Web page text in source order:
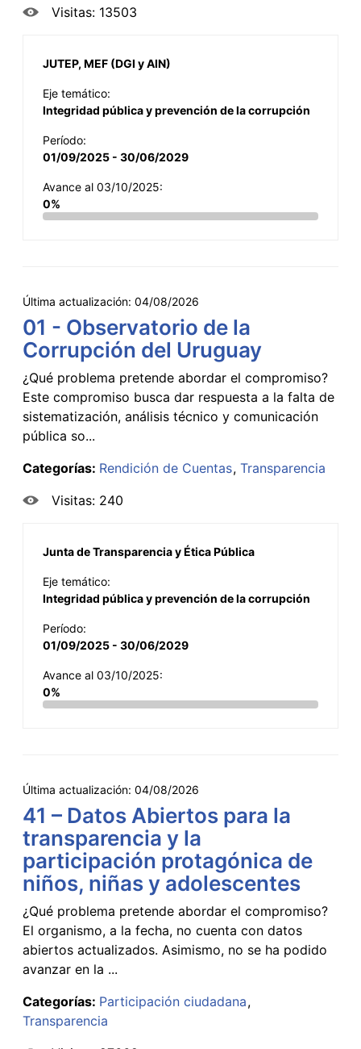
Visitas: 13503
JUTEP, MEF (DGI y AIN)
Eje temático:
Integridad pública y prevención de la corrupción
Período:
01/09/2025 - 30/06/2029
Avance al 03/10/2025:
0%
Última actualización: 04/08/2026
01 - Observatorio de la
Corrupción del Uruguay
¿Qué problema pretende abordar el compromiso?
Este compromiso busca dar respuesta a la falta de
sistematización, análisis técnico y comunicación
pública so...
Categorías: Rendición de Cuentas Transparencia
Visitas: 240
Junta de Transparencia y Ética Pública
Eje temático:
Integridad pública y prevención de la corrupción
Período:
01/09/2025 - 30/06/2029
Avance al 03/10/2025:
0%
Última actualización: 04/08/2026
41 – Datos Abiertos para la
transparencia y la
participación protagónica de
niños, niñas y adolescentes
¿Qué problema pretende abordar el compromiso?
El organismo, a la fecha, no cuenta con datos
abiertos actualizados. Asimismo, no se ha podido
avanzar en la ...
Categorías: Participación ciudadana
Transparencia